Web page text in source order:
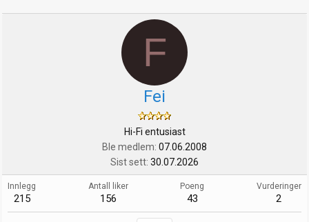
F
Fei
Hi-Fi entusiast
Ble medlem 07.06.2008
Sist sett 30.07.2026
Innlegg
215
Antall liker
156
Poeng
43
Vurderinger
2